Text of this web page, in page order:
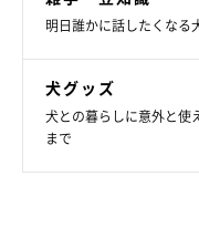
明日誰かに話したくなる
犬グッズ
犬との暮らしに意外と使
まで